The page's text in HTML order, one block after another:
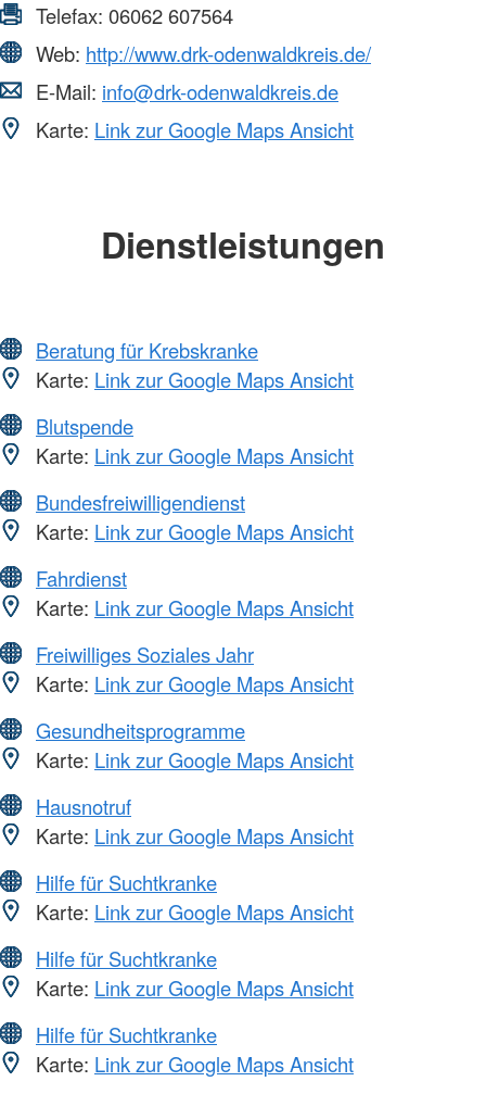
Telefax: 06062 607564
Web: http://www.drk-odenwaldkreis.de/
E-Mail: info@drk-odenwaldkreis.de
Karte: Link zur Google Maps Ansicht
Dienstleistungen
Beratung für Krebskranke
Karte: Link zur Google Maps Ansicht
Blutspende
Karte: Link zur Google Maps Ansicht
Bundesfreiwilligendienst
Karte: Link zur Google Maps Ansicht
Fahrdienst
Karte: Link zur Google Maps Ansicht
Freiwilliges Soziales Jahr
Karte: Link zur Google Maps Ansicht
Gesundheitsprogramme
Karte: Link zur Google Maps Ansicht
Hausnotruf
Karte: Link zur Google Maps Ansicht
Hilfe für Suchtkranke
Karte: Link zur Google Maps Ansicht
Hilfe für Suchtkranke
Karte: Link zur Google Maps Ansicht
Hilfe für Suchtkranke
Karte: Link zur Google Maps Ansicht